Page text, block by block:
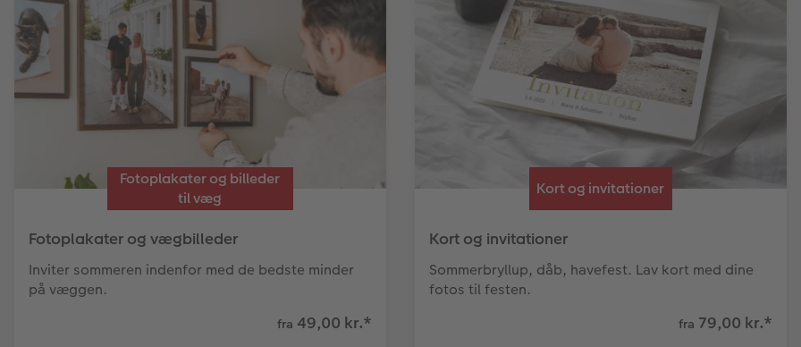
Fotoplakater og billeder
til væg
Fotoplakater og vægbilleder
Inviter sommeren indenfor med de bedste minder
på væggen.
fra 49,00 kr.*
Kort og invitationer
Kort og invitationer
Sommerbryllup, dåb, havefest. Lav kort med dine
fotos til festen.
fra 79,00 kr.*